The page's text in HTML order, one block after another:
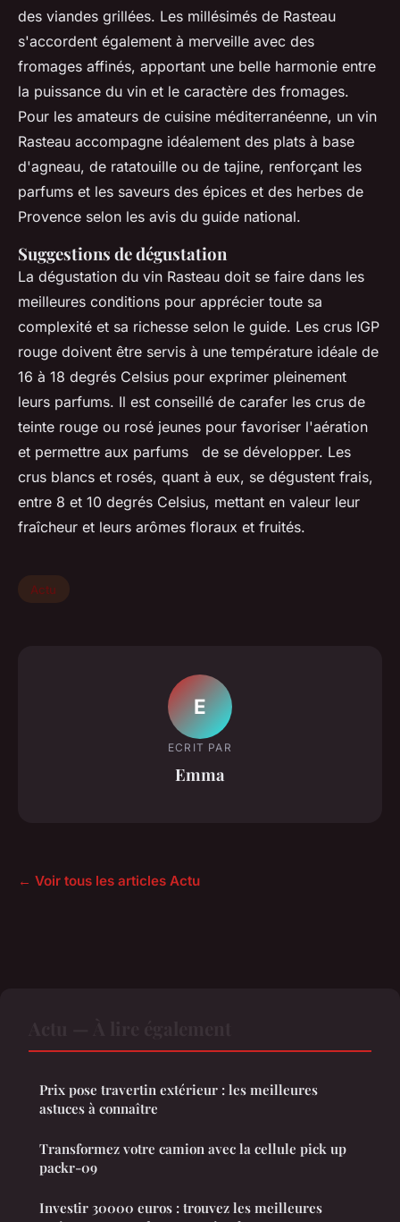
des viandes grillées. Les millésimés de Rasteau
s'accordent également à merveille avec des
fromages affinés, apportant une belle harmonie entre
la puissance du vin et le caractère des fromages.
Pour les amateurs de cuisine méditerranéenne, un vin
Rasteau accompagne idéalement des plats à base
d'agneau, de ratatouille ou de tajine, renforçant les
parfums et les saveurs des épices et des herbes de
Provence selon les avis du guide national.
Suggestions de dégustation
La dégustation du vin Rasteau doit se faire dans les
meilleures conditions pour apprécier toute sa
complexité et sa richesse selon le guide. Les crus IGP
rouge doivent être servis à une température idéale de
16 à 18 degrés Celsius pour exprimer pleinement
leurs parfums. Il est conseillé de carafer les crus de
teinte rouge ou rosé jeunes pour favoriser l'aération
et permettre aux parfums de se développer. Les
crus blancs et rosés, quant à eux, se dégustent frais,
entre 8 et 10 degrés Celsius, mettant en valeur leur
fraîcheur et leurs arômes floraux et fruités.
Actu
E
ECRIT PAR
Emma
← Voir tous les articles Actu
Prix pose travertin extérieur : les meilleures
astuces à connaître
Transformez votre camion avec la cellule pick up
packr-09
Investir 30000 euros : trouvez les meilleures